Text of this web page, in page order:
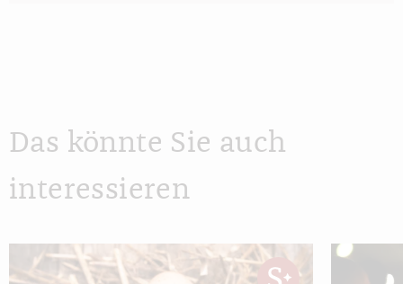
Das könnte Sie auch
interessieren